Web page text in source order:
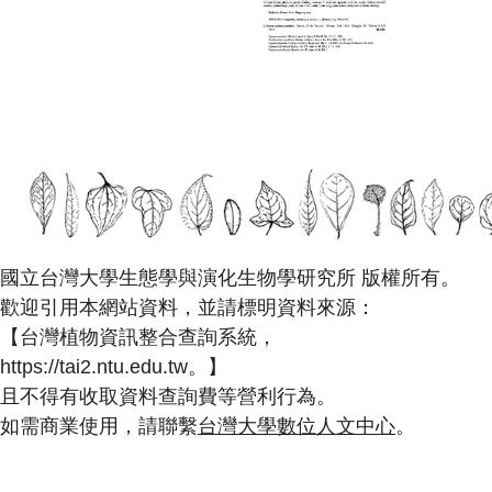
國立台灣大學生態學與演化生物學研究所 版權所有。
歡迎引用本網站資料，並請標明資料來源：
【台灣植物資訊整合查詢系統，
https://tai2.ntu.edu.tw。】
且不得有收取資料查詢費等營利行為。
如需商業使用，請聯繫台灣大學數位人文中心。